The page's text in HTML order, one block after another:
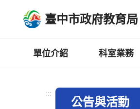
臺中市政府教育局
單位介紹 科室業務
:::
公告與活動